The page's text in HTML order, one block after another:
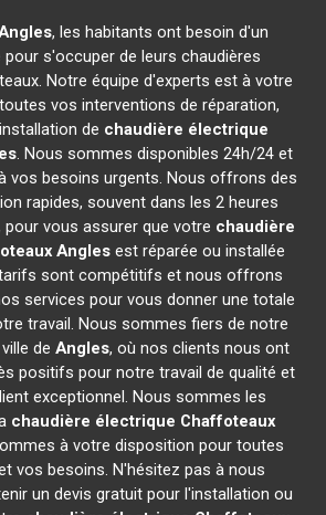
, les habitants ont besoin d'un
pour s'occuper de leurs chaudières
Notre équipe d'experts est à votre
vos interventions de réparation,
de chaudière électrique
. Nous sommes disponibles 24h/24 et
vos besoins urgents. Nous offrons des
rapides, souvent dans les 2 heures
pour vous assurer que votre chaudière
Anglesest réparée ou installée
sont compétitifs et nous offrons
services pour vous donner une totale
travail. Nous sommes fiers de notre
de Angles, où nos clients nous ont
positifs pour notre travail de qualité et
exceptionnel. Nous sommes les
chaudière électrique Chaffoteaux
à votre disposition pour toutes
vos besoins. N'hésitez pas à nous
un devis gratuit pour l'installation ou